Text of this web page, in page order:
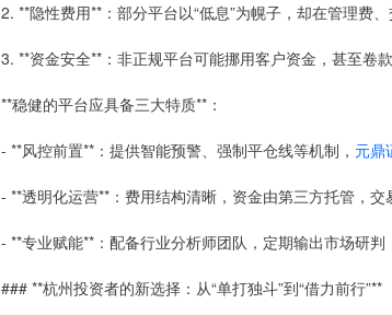
2. **隐性费用**：部分平台以“低息”为幌子，却在管理费、
3. **资金安全**：非正规平台可能挪用客户资金，甚至卷款
**稳健的平台应具备三大特质**：
- **风控前置**：提供智能预警、强制平仓线等机制， 元鼎
- **透明化运营**：费用结构清晰，资金由第三方托管，交
- **专业赋能**：配备行业分析师团队，定期输出市场研判
### **杭州投资者的新选择：从“单打独斗”到“借力前行”**